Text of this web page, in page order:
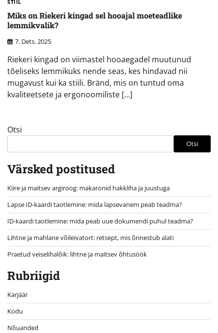
STIIL
Miks on Riekeri kingad sel hooajal moeteadlike
lemmikvalik?
7. Dets. 2025
Riekeri kingad on viimastel hooaegadel muutunud
tõeliseks lemmikuks nende seas, kes hindavad nii
mugavust kui ka stiili. Bränd, mis on tuntud oma
kvaliteetsete ja ergonoomiliste […]
Otsi
Otsi
Värsked postitused
Kiire ja maitsev argiroog: makaronid hakkliha ja juustuga
Lapse ID-kaardi taotlemine: mida lapsevanem peab teadma?
ID-kaardi taotlemine: mida peab uue dokumendi puhul teadma?
Lihtne ja mahlane võileivatort: retsept, mis õnnestub alati
Praetud veiselihalõik: lihtne ja maitsev õhtusöök
Rubriigid
Karjäär
Kodu
Nõuanded